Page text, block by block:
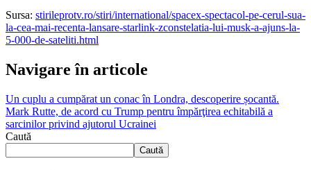
Sursa: stirileprotv.ro/stiri/international/spacex-spectacol-pe-cerul-sua-
la-cea-mai-recenta-lansare-starlink-zconstelatia-lui-musk-a-ajuns-la-
5-000-de-sateliti.html
Navigare în articole
Un cuplu a cumpărat un conac în Londra, descoperire șocantă.
Mark Rutte, de acord cu Trump pentru împărţirea echitabilă a
sarcinilor privind ajutorul Ucrainei
Caută
Caută